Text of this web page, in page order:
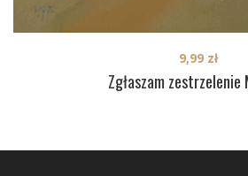
Zgłaszam zestrzelenie
9,99 zł